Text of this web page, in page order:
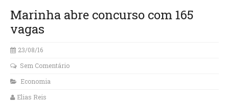
Marinha abre concurso com 165
vagas
23/08/16
Sem Comentário
Economia
Elias Reis